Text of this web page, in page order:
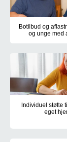
Botilbud og
og unge med
Individuel støtte
eget
Botilbuddene